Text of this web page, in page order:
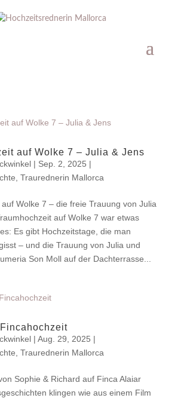
auf Wolke 7 – Julia & Jens
| Sep. 2, 2025 |
Traurednerin Mallorca
Wolke 7 – die freie Trauung von Julia
auf Wolke 7 war etwas
Es gibt Hochzeitstage, die man
– und die Trauung von Julia und
Son Moll auf der Dachterrasse...
| Aug. 29, 2025 |
Traurednerin Mallorca
Sophie & Richard auf Finca Alaiar
klingen wie aus einem Film